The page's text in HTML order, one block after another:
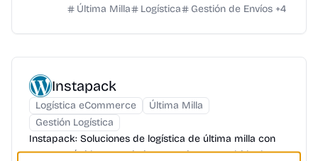
Última Milla Logística Gestión de Envíos +4
Instapack
Logística eCommerce
Última Milla
Gestión Logística
Instapack: Soluciones de logística de última milla con
entrega rápida y seguimiento en tiempo real, ideal para